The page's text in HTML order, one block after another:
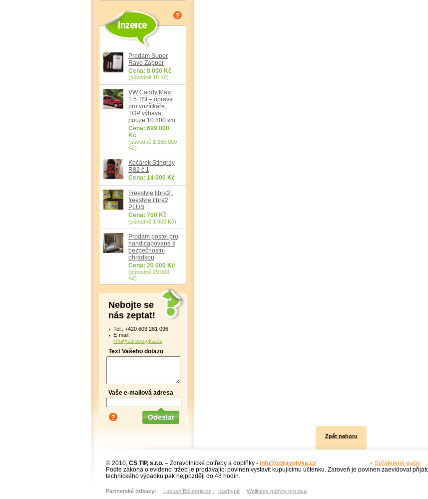
Prodám Super
Ravo Zapper
Cena: 8 000 Kč
(původně 18 Kč)
VW Caddy Maxi
1.5 TSI – úprava
pro vozíčkáře,
TOP výbava,
pouze 10 800 km
Cena: 699 000
Kč
(původně 1 250 000
Kč)
Kočárek Stingray
R82 č.1
Cena: 14 000 Kč
Freestyle libre2 ,
freestyle libre2
PLUS
Cena: 700 Kč
(původně 1 800 Kč)
Prodám postel pro
handicapované s
bezpečnostní
ohrádkou
Cena: 20 000 Kč
(původně 29 000
Kč)
Nebojte se
nás zeptat!
Tel.: +420 603 281 096
E-mail:
info@zdravotyka.cz
Text Vašeho dotazu
Vaše e-mailová adresa
Zpět nahoru
© 2010, CS TIP, s.r.o. – Zdravotnické potřeby a doplňky - info@zdravotyka.cz
Podle zákona o evidenci tržeb je prodávající povinen vystavit kupujícímu účtenku. Zároveň je povinen zaevidovat
technického výpadku pak nejpozději do 48 hodin.
Spřátelené weby
Partnerské odkazy: LuxusníBižuterie.cz Kuchyně Wellness pobyty pro dva